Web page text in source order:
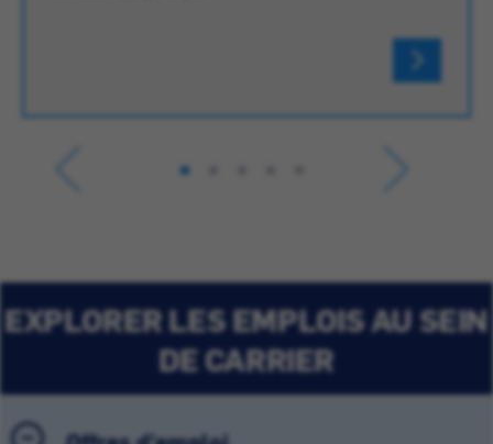
EXPLORER LES EMPLOIS AU SEIN
DE CARRIER